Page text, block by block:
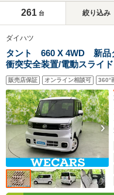
261 台 絞り込み
ダイハツ
タント 660 X 4WD 新品
衝突安全装置/電動スライ
ニター/車線逸脱防止支援シ
LED/Bluetooth接続/ETC
販売店保証 オンライン相談可 360°